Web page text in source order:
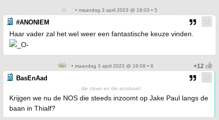
• maandag 3 april 2023 @ 19:03 • 5
#ANONIEM
Haar vader zal het wel weer een fantastische keuze vinden.
• maandag 3 april 2023 @ 19:09 • 6
BasEnAad
, die clown en die acrobaat!
Krijgen we nu de NOS die steeds inzoomt op Jake Paul langs de
baan in Thialf?